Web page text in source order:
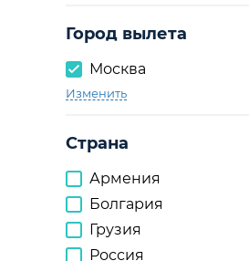
Город вылета
Москва
Изменить
Страна
Армения
Болгария
Грузия
Россия